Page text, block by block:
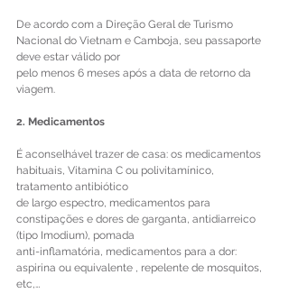
De acordo com a Direção Geral de Turismo
Nacional do Vietnam e Camboja, seu passaporte
deve estar válido por
pelo menos 6 meses após a data de retorno da
viagem.
2. Medicamentos
É aconselhável trazer de casa: os medicamentos
habituais, Vitamina C ou polivitamínico,
tratamento antibiótico
de largo espectro, medicamentos para
constipações e dores de garganta, antidiarreico
(tipo Imodium), pomada
anti-inflamatória, medicamentos para a dor:
aspirina ou equivalente , repelente de mosquitos,
etc,…